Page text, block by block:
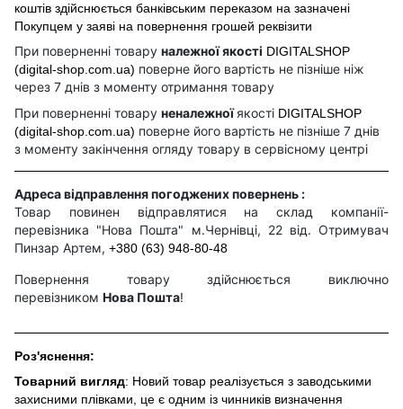
коштів здійснюється банківським переказом на зазначені
Покупцем у заяві на повернення грошей реквізити
При поверненні товару належної якості DIGITALSHOP
(digital-shop.com.ua) поверне його вартість не пізніше ніж
через 7 днів з моменту отримання товару
При поверненні товару неналежноїякості DIGITALSHOP
(digital-shop.com.ua) поверне його вартість не пізніше 7 днів
з моменту закінчення огляду товару в сервісному центрі
Адреса відправлення погоджених повернень :
Товар повинен відправлятися на склад компанії-
перевізника "Нова Пошта" м.Чернівці, 22 від. Отримувач
Пинзар Артем, +380 (63) 948-80-48
Повернення товару здійснюється виключно
перевізником Нова Пошта!
Роз'яснення:
Товарний вигляд: Новий товар реалізується з заводськими
захисними плівками, це є одним із чинників визначення